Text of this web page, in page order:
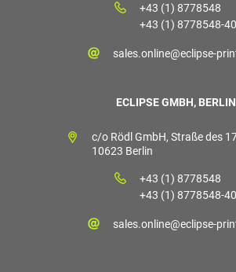
+43 (1) 8778548
+43 (1) 8778548-40
sales.online@eclipse-
ECLIPSE GMBH, BERLIN
c/o Rödl GmbH, Straße des
10623 Berlin
+43 (1) 8778548
+43 (1) 8778548-40
sales.online@eclipse-